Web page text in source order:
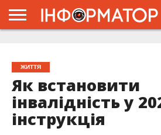
ЖИТТЯ
Як встановити
інвалідність у
інструкція